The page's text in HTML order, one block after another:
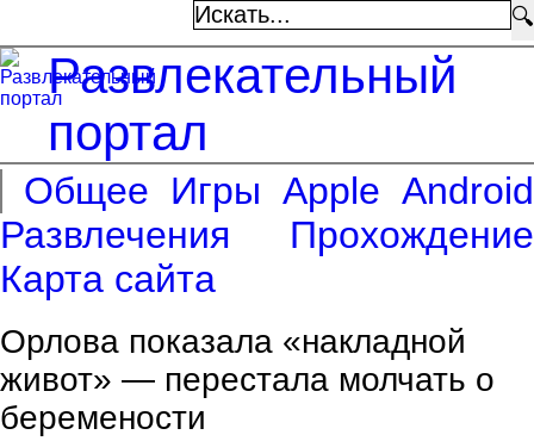
🔍
Развлекательный
портал
Общее Игры Apple Android
Развлечения
Прохождение
Карта сайта
Орлова показала «накладной
живот» — перестала молчать о
беремености